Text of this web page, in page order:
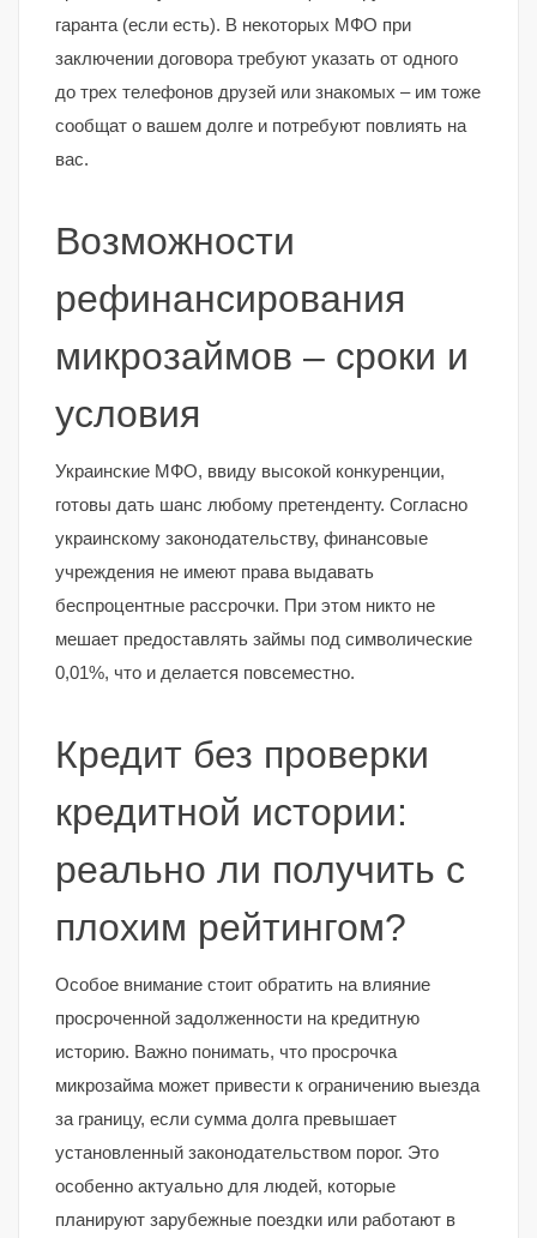
гаранта (если есть). В некоторых МФО при
заключении договора требуют указать от одного
до трех телефонов друзей или знакомых – им тоже
сообщат о вашем долге и потребуют повлиять на
вас.
Возможности
рефинансирования
микрозаймов – сроки и
условия
Украинские МФО, ввиду высокой конкуренции,
готовы дать шанс любому претенденту. Согласно
украинскому законодательству, финансовые
учреждения не имеют права выдавать
беспроцентные рассрочки. При этом никто не
мешает предоставлять займы под символические
0,01%, что и делается повсеместно.
Кредит без проверки
кредитной истории:
реально ли получить с
плохим рейтингом?
Особое внимание стоит обратить на влияние
просроченной задолженности на кредитную
историю. Важно понимать, что просрочка
микрозайма может привести к ограничению выезда
за границу, если сумма долга превышает
установленный законодательством порог. Это
особенно актуально для людей, которые
планируют зарубежные поездки или работают в